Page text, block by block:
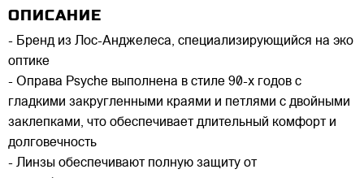
ОПИСАНИЕ
- Бренд из Лос-Анджелеса, специализирующийся на эко
оптике
- Оправа Psyche выполнена в стиле 90-х годов с
гладкими закругленными краями и петлями с двойными
заклепками, что обеспечивает длительный комфорт и
долговечность
- Линзы обеспечивают полную защиту от